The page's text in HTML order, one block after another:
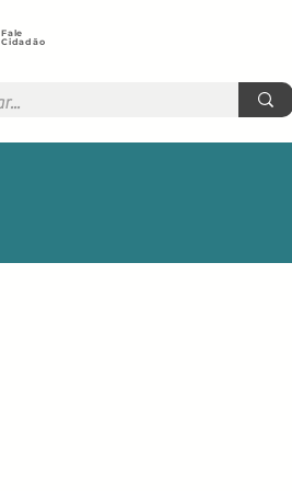
Fale
Cidadão